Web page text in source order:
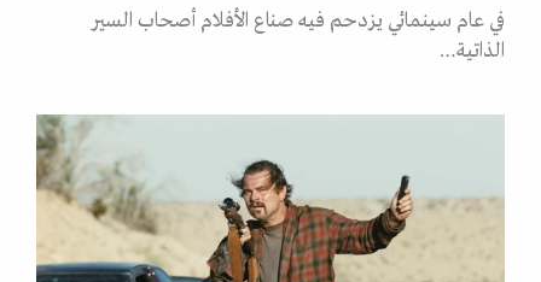
في عام سينمائي يزدحم فيه صناع الأفلام أصحاب السير
الذاتية…